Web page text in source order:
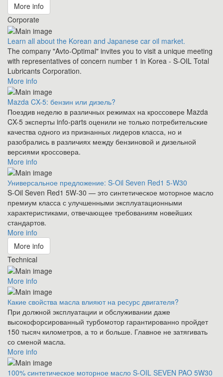
More info
Corporate
Learn all about the Korean and Japanese car oil market.
The company "Avto-Optimal" invites you to visit a unique meeting
with representatives of concern number 1 in Korea - S-OIL Total
Lubricants Corporation.
More info
Mazda CX-5: бензин или дизель?
Поездив неделю в различных режимах на кроссовере Mazda
CX-5 эксперты info-parts оценили не только потребительские
качества одного из признанных лидеров класса, но и
разобрались в различиях между бензиновой и дизельной
версиями кроссовера.
More info
Универсальное предложение: S-Oil Seven Red1 5-W30
S-Oil Seven Red1 5W-30 — это синтетическое моторное масло
премиум класса с улучшенными эксплуатационными
характеристиками, отвечающее требованиям новейших
стандартов.
More info
More info
Technical
More info
Какие свойства масла влияют на ресурс двигателя?
При должной эксплуатации и обслуживании даже
высокофорсированный турбомотор гарантированно пройдет
150 тысяч километров, а то и больше. Главное не затягивать
со сменой масла.
More info
100% синтетическое моторное масло S-OIL SEVEN PAO 5W30